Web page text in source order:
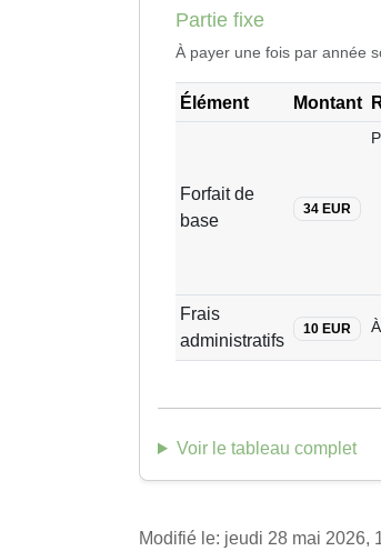
Partie fixe
À payer une fois par année
Élément Montant
Forfait de
base
34 EUR
Frais
administratifs
10 EUR
Voir le tableau complet
Modifié le: jeudi 28 mai 2026,